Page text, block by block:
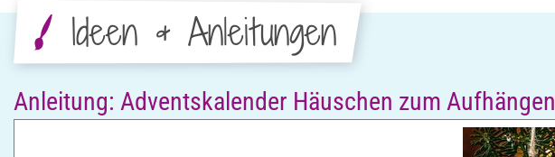
Ideen & Anleitungen
Anleitung: Adventskalender Häuschen zum Aufhängen